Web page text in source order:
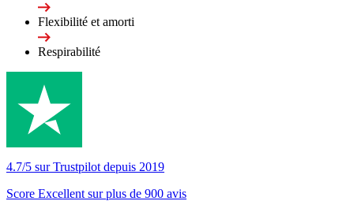
Flexibilité et amorti
Respirabilité
4.7/5 sur Trustpilot depuis 2019
Score Excellent sur plus de 900 avis